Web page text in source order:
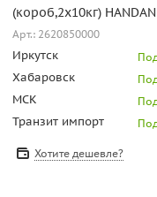
(короб,2х10кг) HANDAN
Арт.: 2620850000
Иркутск
Хабаровск
МСК
Транзит импорт
Хотите дешевле?